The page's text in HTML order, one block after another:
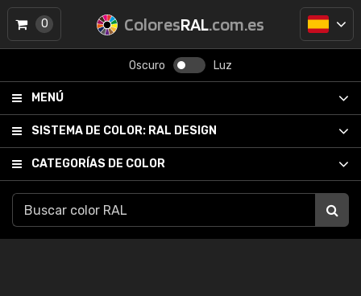
ColoresRAL.com.es
Oscuro Luz
MENÚ
SISTEMA DE COLOR: RAL DESIGN
CATEGORÍAS DE COLOR
0